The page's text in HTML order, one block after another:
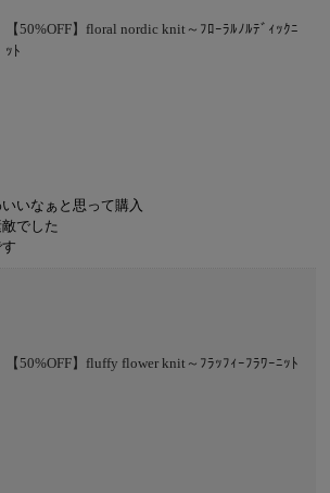
【50%OFF】floral nordic knit～ﾌﾛｰﾗﾙﾉﾙﾃﾞｨｯｸﾆ
ｯﾄ
いなぁと思って購入
でした
【50%OFF】fluffy flower knit～ﾌﾗｯﾌｨｰﾌﾗﾜｰﾆｯﾄ